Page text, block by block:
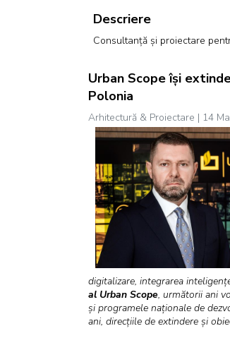
Descriere
Consultanță și proiectare
Urban Scope își
Polonia
Arhitectură & Proiectare | 14
digitalizare, integrarea
al Urban Scope, următorii ani
și programele naționale de
ani, direcțiile de extindere și